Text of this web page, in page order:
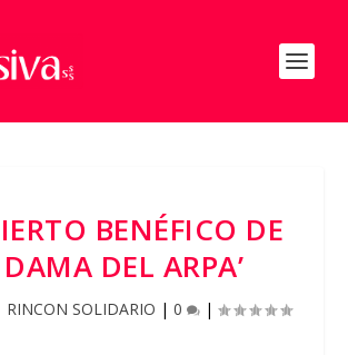
BENÉFICO DE
DAMA DEL ARPA’
RINCON SOLIDARIO | 0 |